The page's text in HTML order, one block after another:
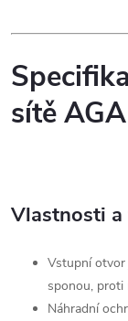
sítě
Vlastnosti a
Vstupní otvor
sponou, proti
Náhradní